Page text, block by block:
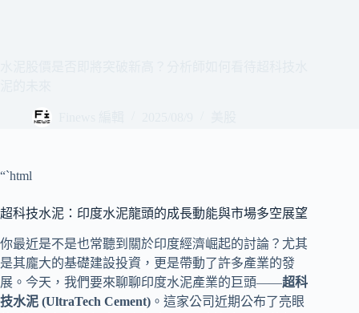
“`html
超科技水泥：印度水泥龍頭的成長動能與市場多空展望
你最近是不是也常聽到關於印度經濟崛起的討論？尤其
是其龐大的基礎建設投資，更是帶動了許多產業的發
展。今天，我們要來聊聊印度水泥產業的巨頭——超科
技水泥 (UltraTech Cement) 。這家公司近期公布了亮眼